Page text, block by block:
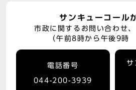
サンキューコール
市政に関するお問い合わせ
（午前8時から午後9時
電話番号
044-200-3939
サ